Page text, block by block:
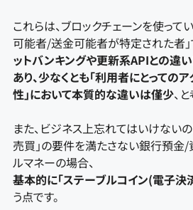
これらは、ブロックチェーンを使って
可能者/送金可能者が特定された者」
ットバンキングや更新系APIとの違い
あり、少なくとも「利用者にとっての
性」において本質的な違いは僅少、
また、ビジネス上忘れてはいけない
売買」の要件を満たさない銀行預金
ルマネーの場合、
基本的に「ステーブルコイン(電子決
う点です。